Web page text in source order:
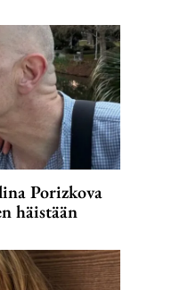
Porizkova
häistään